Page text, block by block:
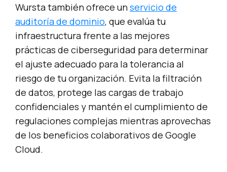
Wursta también ofrece unservicio de
auditoría de dominio, que evalúa tu
infraestructura frente a las mejores
prácticas de ciberseguridad para determinar
el ajuste adecuado para la tolerancia al
riesgo de tu organización. Evita la filtración
de datos, protege las cargas de trabajo
confidenciales y mantén el cumplimiento de
regulaciones complejas mientras aprovechas
de los beneficios colaborativos de Google
Cloud.